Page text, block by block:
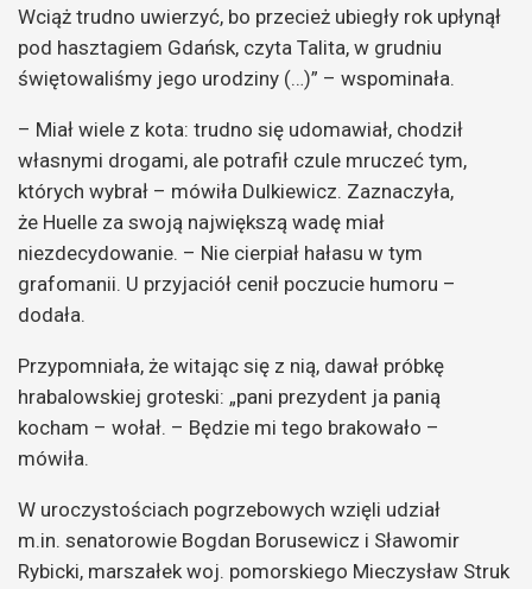
Wciąż trudno uwierzyć, bo przecież ubiegły rok upłynął
pod hasztagiem Gdańsk, czyta Talita, w grudniu
świętowaliśmy jego urodziny (…)” – wspominała.
– Miał wiele z kota: trudno się udomawiał, chodził
własnymi drogami, ale potrafił czule mruczeć tym,
których wybrał – mówiła Dulkiewicz. Zaznaczyła,
że Huelle za swoją największą wadę miał
niezdecydowanie. – Nie cierpiał hałasu w tym
grafomanii. U przyjaciół cenił poczucie humoru –
dodała.
Przypomniała, że witając się z nią, dawał próbkę
hrabalowskiej groteski: „pani prezydent ja panią
kocham – wołał. – Będzie mi tego brakowało –
mówiła.
W uroczystościach pogrzebowych wzięli udział
m.in. senatorowie Bogdan Borusewicz i Sławomir
Rybicki, marszałek woj. pomorskiego Mieczysław Struk